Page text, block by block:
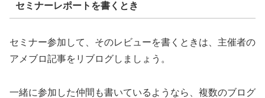
セミナーレポートを書くとき
セミナー参加して、そのレビューを書くときは、主催者の
アメブロ記事をリブログしましょう。
一緒に参加した仲間も書いているようなら、複数のブログ